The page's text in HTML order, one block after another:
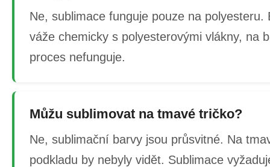
Ne, sublimace funguje pouze na polyesteru.
váže chemicky s polyesterovými vlákny, na
proces nefunguje.
Můžu sublimovat na tmavé tričko?
Ne, sublimační barvy jsou průsvitné. Na
podkladu by nebyly vidět. Sublimace